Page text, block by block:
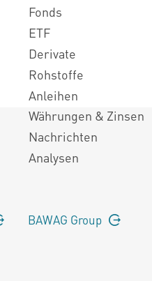
Fonds
ETF
Derivate
Rohstoffe
Anleihen
Währungen & Zinsen
Nachrichten
Analysen
BAWAG Group